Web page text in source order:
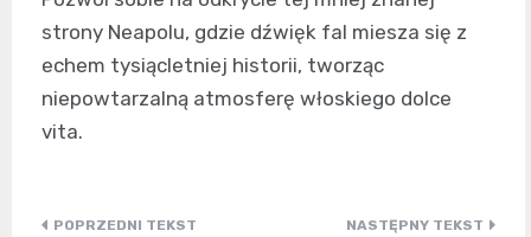
strony Neapolu, gdzie dźwięk fal miesza się z
echem tysiącletniej historii, tworząc
niepowtarzalną atmosferę włoskiego dolce
vita.